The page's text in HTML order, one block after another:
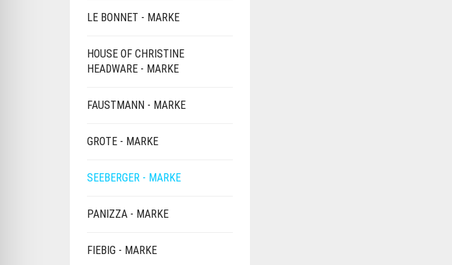
LE BONNET - MARKE
HOUSE OF CHRISTINE
HEADWARE - MARKE
FAUSTMANN - MARKE
GROTE - MARKE
SEEBERGER - MARKE
PANIZZA - MARKE
FIEBIG - MARKE